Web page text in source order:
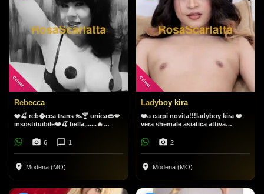
Cristal
Rebecca
❤️🍒 reb�cca trans 👠🍸 unica👄💋
insostituibile❤️🍒 bella,......🔥
💦 ambiente con
6 1
Modena (MO)
Cristal
Ladyboy kira
❤️a carpi novita!!!ladyboy kira ❤️
vera shemale asiatica attiva
2
Modena (MO)